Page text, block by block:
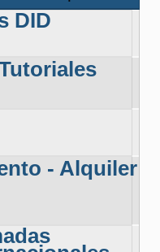
DID
- Alquiler